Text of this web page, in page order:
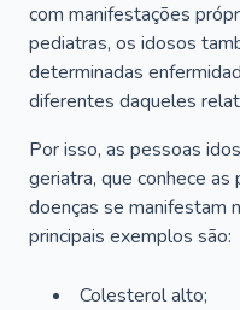
com manifestações
pediatras, os idosos
determinadas
diferentes daqueles
Por isso, as pessoas
geriatra, que conhece
doenças se manifestam
principais exemplos são:
Colesterol alto;